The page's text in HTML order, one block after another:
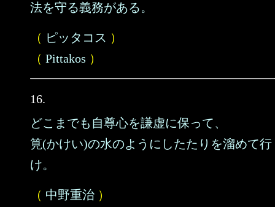
法を守る義務がある。
（ ピッタコス ）
（ Pittakos ）
16.
どこまでも自尊心を謙虚に保って、
筧(かけい)の水のようにしたたりを溜めて行
け。
（ 中野重治 ）